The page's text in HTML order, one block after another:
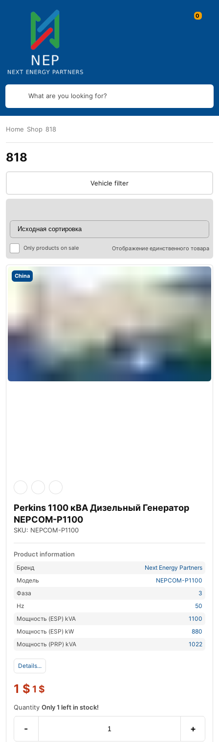
What are you looking for?
Home Shop 818
818
Vehicle filter
Only products on sale Отображение единственного товара
China
Perkins 1100 кВА Дизельный Генератор
NEPCOM-P1100
SKU: NEPCOM-P1100
Product information
Бренд
Next Energy Partners
Модель
NEPCOM-P1100
Фаза
3
Hz
50
Мощность (ESP) kVA
1100
Мощность (ESP) kW
880
Мощность (PRP) kVA
1022
Details...
1 $ 1 $
Quantity Only 1 left in stock!
- +